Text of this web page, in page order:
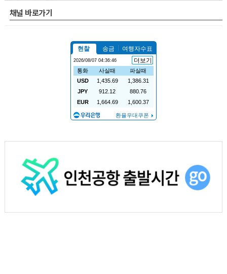
채널 바로가기